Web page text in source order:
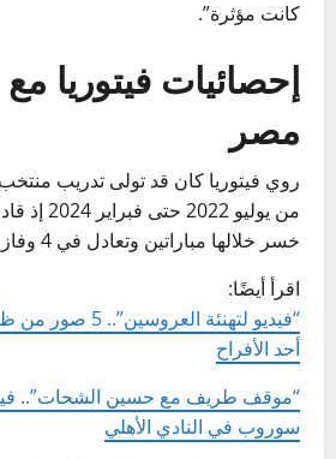
كانت مؤثرة”.
إحصائيات فيتوريا
مصر
روي فيتوريا كان قد تولى تدريب
خسر خلالها مباراتين وتعادل في 4 وفاز بـ 12 مباراة.
اقرأ أيضًا:
“فيديو لتهنئة
أحد الأفراح
“موقف طريف مع حسين الشحات”..
سوروب في النادي الأهلي